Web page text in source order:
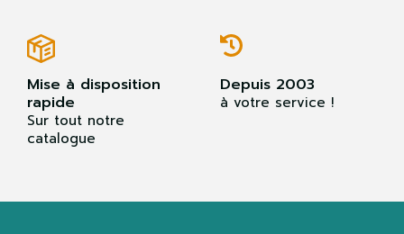
Mise à disposition
rapide
Sur tout notre
catalogue
Depuis 2003
à votre service !